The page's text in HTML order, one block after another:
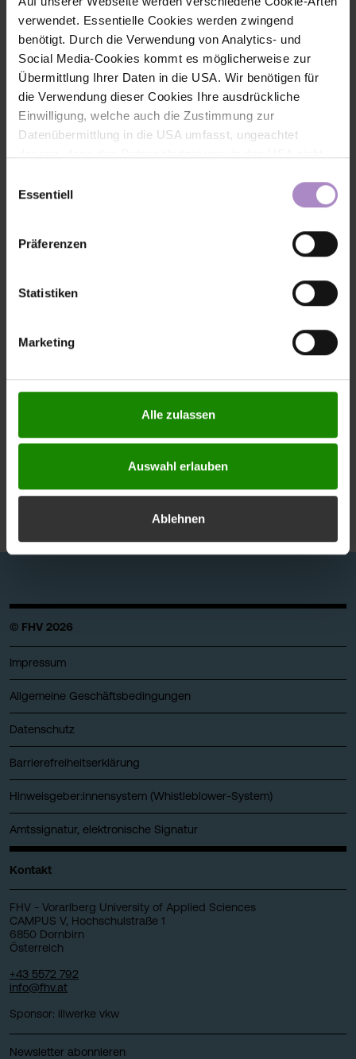
verwendet. Essentielle Cookies werden zwingend
benötigt. Durch die Verwendung von Analytics- und
Social Media-Cookies kommt es möglicherweise zur
Übermittlung Ihrer Daten in die USA. Wir benötigen für
die Verwendung dieser Cookies Ihre ausdrückliche
Einwilligung, welche auch die Zustimmung zur
Datenübermittlung in die USA umfasst, ungeachtet
für die Rechte und Freiheiten der betroffenen Personen
nach sich ziehen kann. Die Einwilligung erteilen Sie
dadurch, dass Sie die ausgewählten Cookies durch
Aktivierung des Buttons akzeptieren. Sie können Ihre
das runde co Symbol rechts unten auf der Webseite -
jederzeit widerrufen. Durch den Widerruf der Einwilligung
zum Widerruf erfolgten Verarbeitung nicht
Sie unterhttps://www.fhv.at/datenschutz
Essentiell
Präferenzen
Statistiken
Marketing
Alle zulassen
Auswahl erlauben
Ablehnen
Kontakt
G607
katrin.paldan@fhv.at
© FHV 2026
Impressum
Allgemeine Geschäftsbedingungen
Datenschutz
Barrierefreiheitserklärung
Hinweisgeber:innensystem (Whistleblower-System)
Amtssignatur, elektronische Signatur
Kontakt
FHV - Vorarlberg University of Applied Sciences
CAMPUS V, Hochschulstraße 1
6850 Dornbirn
Österreich
+43 5572 792
info@fhv.at
Sponsor: illwerke vkw
Newsletter abonnieren